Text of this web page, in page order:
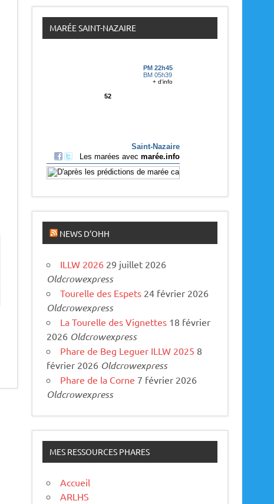
c
l
e
s
MARÉE SAINT-NAZAIRE
NEWS D’OHH
ILLW 2026 29 juillet 2026
Oldcrowexpress
Tourelle des Espets 24 février 2026
Oldcrowexpress
La Tourelle des Vignettes 18 février
2026 Oldcrowexpress
Phare de Beg Leguer ILLW 2025 8
février 2026 Oldcrowexpress
Phare de la Corne 7 février 2026
Oldcrowexpress
MES RESSOURCES PHARES
Accueil
ARLHS